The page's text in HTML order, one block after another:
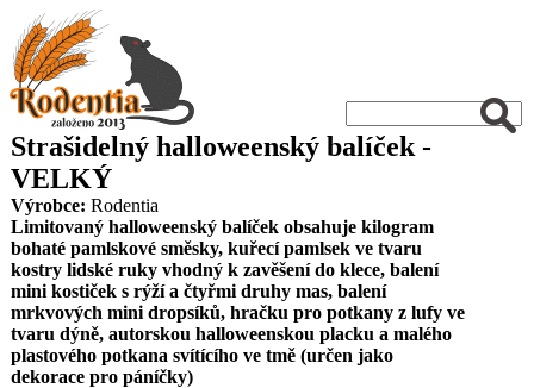
Strašidelný halloweenský balíček -
VELKÝ
Výrobce: Rodentia
Limitovaný halloweenský balíček obsahuje kilogram
bohaté pamlskové směsky, kuřecí pamlsek ve tvaru
kostry lidské ruky vhodný k zavěšení do klece, balení
mini kostiček s rýží a čtyřmi druhy mas, balení
mrkvových mini dropsíků, hračku pro potkany z lufy ve
tvaru dýně, autorskou halloweenskou placku a malého
plastového potkana svítícího ve tmě (určen jako
dekorace pro páníčky)